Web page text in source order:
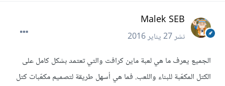
Malek SEB
نشر27 يناير 2016
الجميع يعرف ما هي لعبة ماين كرافت والتي تعتمد بشكل كامل على
الكتل المكعّبة للبناء واللعب. فما هي أسهل طريقة لتصميم مكعّبات كتل